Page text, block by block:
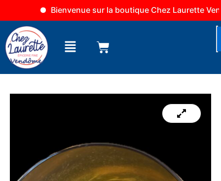
Bienvenue sur la boutique Chez Laurette
contenu
Menu